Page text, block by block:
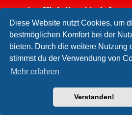
Diese Website nutzt Cookies, um
bestmöglichen Komfort bei der
bieten. Durch die weitere Nutzung
stimmst du der Verwendung von
Mehr erfahren
Verstanden!
Inoffizielles
FAQ
Foren-Übersicht
[GELÖST][VFKD] Sportdigital